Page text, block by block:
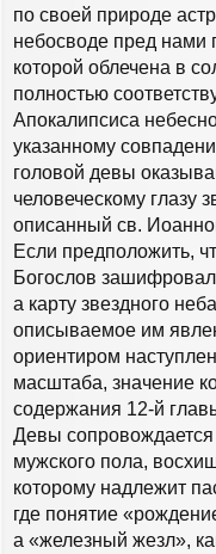
по своей природе
небосводе пред нами
которой облечена в
полностью
Апокалипсиса
указанному
головой девы
человеческому глазу
описанный св.
Если предположить,
Богослов
а карту звездного
описываемое им
ориентиром
масштаба, значение
содержания 12-й
Девы
мужского пола,
которому надлежит
где понятие
а «железный жезл»,